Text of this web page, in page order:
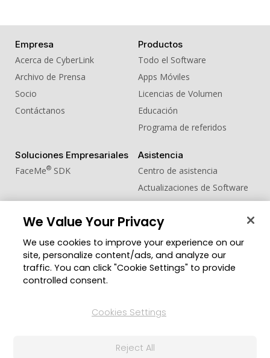
Empresa
Acerca de CyberLink
Archivo de Prensa
Socio
Contáctanos
Productos
Todo el Software
Apps Móviles
Licencias de Volumen
Educación
Programa de referidos
Soluciones Empresariales
FaceMe® SDK
Asistencia
Centro de asistencia
Actualizaciones de Software
Centro de Aprendizaje
Zona de Miembros
Blog
Cambiar región
We Value Your Privacy
We use cookies to improve your experience on our
site, personalize content/ads, and analyze our
traffic. You can click "Cookie Settings" to provide
controlled consent.
Cookies Settings
Reject All